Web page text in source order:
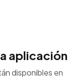
aplicación
disponibles en